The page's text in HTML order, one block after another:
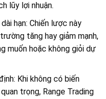
lũy lợi nhuận.
hạn: Chiến lược này
tăng hay giảm mạnh,
muốn hoặc không giỏi dự
Khi không có biến
trọng, Range Trading